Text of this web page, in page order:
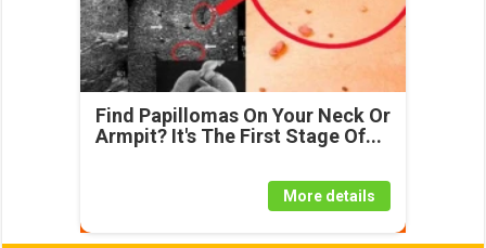
Find Papillomas On Your Neck Or
Armpit? It's The First Stage Of...
More details